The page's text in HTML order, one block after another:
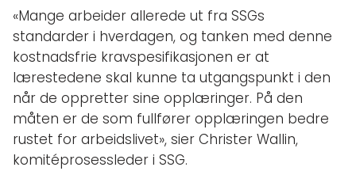
«Mange arbeider allerede ut fra SSGs
standarder i hverdagen, og tanken med denne
kostnadsfrie kravspesifikasjonen er at
lærestedene skal kunne ta utgangspunkt i den
når de oppretter sine opplæringer. På den
måten er de som fullfører opplæringen bedre
rustet for arbeidslivet», sier Christer Wallin,
komitéprosessleder i SSG.